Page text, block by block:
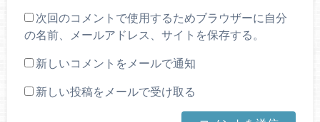
次回のコメントで使用するためブラウザーに自分
の名前、メールアドレス、サイトを保存する。
新しいコメントをメールで通知
新しい投稿をメールで受け取る